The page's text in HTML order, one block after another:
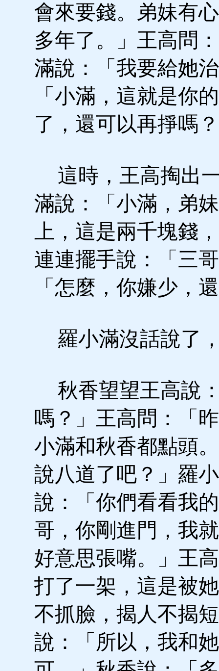
會來要錢。弟妹有
多年了。」王高問
滿說：「我要給她
「小滿，這就是你
了，還可以再掙嗎
這時，王高掏出
滿說：「小滿，弟
上，這是兩千塊錢
連連擺手說：「三
「怎麼，你嫌少，
羅小滿沒話說了
秋香望望王高說
嗎？」王高問：「
小滿和秋香都點頭
說八道了吧？」羅
說：「你們看看我
哥，你剛進門，我
好意思張嘴。」王
打了一架，這是被
不抓臉，揭人不揭
說：「所以，我和